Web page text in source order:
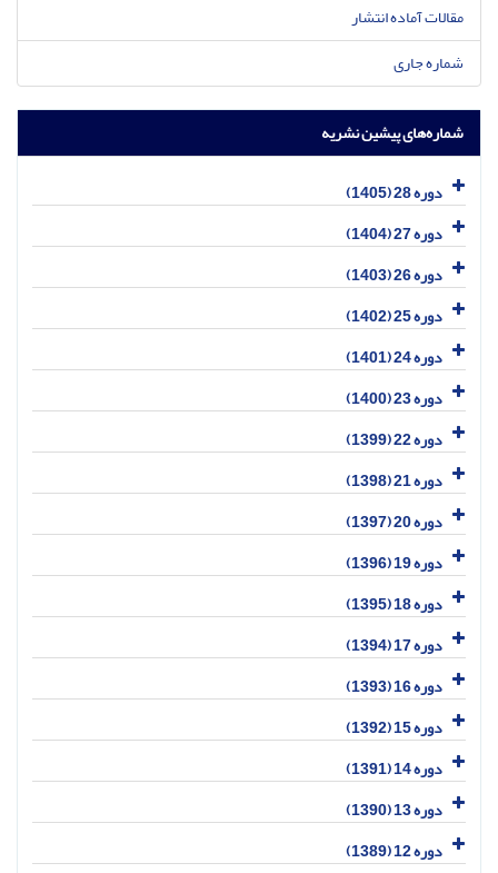
مقالات آماده انتشار
شماره جاری
شماره‌های پیشین نشریه
دوره 28 (1405)
دوره 27 (1404)
دوره 26 (1403)
دوره 25 (1402)
دوره 24 (1401)
دوره 23 (1400)
دوره 22 (1399)
دوره 21 (1398)
دوره 20 (1397)
دوره 19 (1396)
دوره 18 (1395)
دوره 17 (1394)
دوره 16 (1393)
دوره 15 (1392)
دوره 14 (1391)
دوره 13 (1390)
دوره 12 (1389)